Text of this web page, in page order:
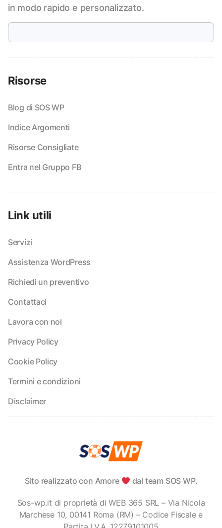
in modo rapido e personalizzato.
Risorse
Blog di SOS WP
Indice Argomenti
Risorse Consigliate
Entra nel Gruppo FB
Link utili
Servizi
Assistenza WordPress
Richiedi un preventivo
Contattaci
Lavora con noi
Privacy Policy
Cookie Policy
Termini e condizioni
Disclaimer
Sito realizzato con Amore dal team SOS WP.
Sos-wp.it di proprietà di WEB 365 SRL – Via Nicola
Marchese 10, 00141 Roma (RM) – Codice Fiscale e